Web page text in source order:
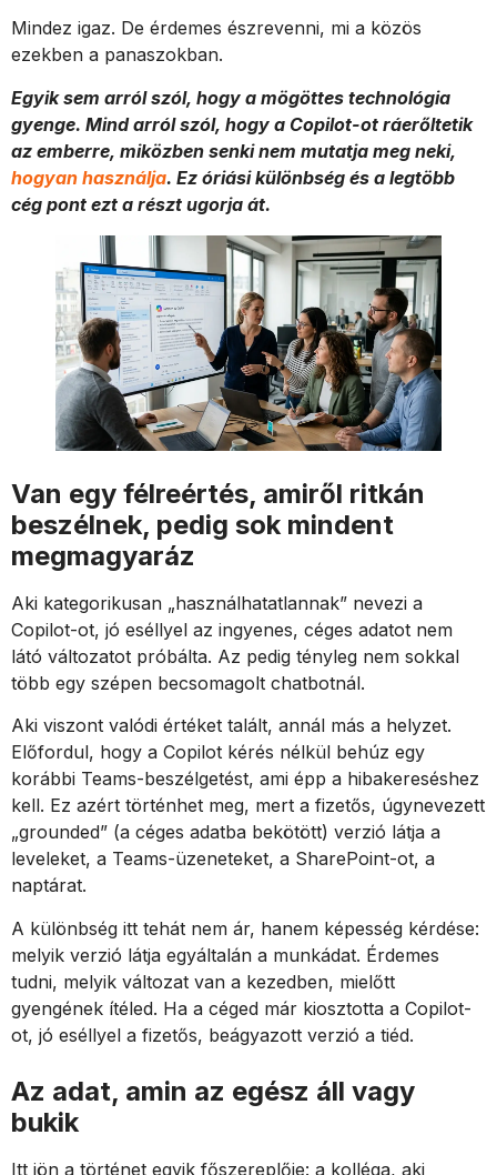
Mindez igaz. De érdemes észrevenni, mi a közös
ezekben a panaszokban.
Egyik sem arról szól, hogy a mögöttes technológia
gyenge. Mind arról szól, hogy a Copilot-ot ráerőltetik
az emberre, miközben senki nem mutatja meg neki,
hogyan használja. Ez óriási különbség és a legtöbb
cég pont ezt a részt ugorja át.
Van egy félreértés, amiről ritkán
beszélnek, pedig sok mindent
megmagyaráz
Aki kategorikusan „használhatatlannak” nevezi a
Copilot-ot, jó eséllyel az ingyenes, céges adatot nem
látó változatot próbálta. Az pedig tényleg nem sokkal
több egy szépen becsomagolt chatbotnál.
Aki viszont valódi értéket talált, annál más a helyzet.
Előfordul, hogy a Copilot kérés nélkül behúz egy
korábbi Teams-beszélgetést, ami épp a hibakereséshez
kell. Ez azért történhet meg, mert a fizetős, úgynevezett
„grounded” (a céges adatba bekötött) verzió látja a
leveleket, a Teams-üzeneteket, a SharePoint-ot, a
naptárat.
A különbség itt tehát nem ár, hanem képesség kérdése:
melyik verzió látja egyáltalán a munkádat. Érdemes
tudni, melyik változat van a kezedben, mielőtt
gyengének ítéled. Ha a céged már kiosztotta a Copilot-
ot, jó eséllyel a fizetős, beágyazott verzió a tiéd.
Az adat, amin az egész áll vagy
bukik
Itt jön a történet egyik főszereplője: a kolléga, aki